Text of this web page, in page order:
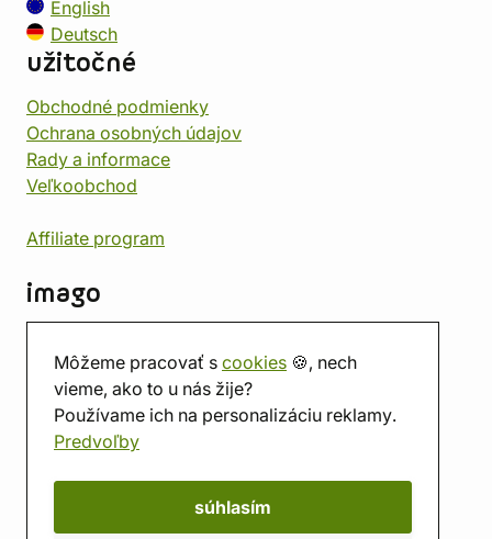
Môžeme pracovať s cookies 🍪, nech
vieme, ako to u nás žije?
Používame ich na personalizáciu reklamy.
Predvoľby
súhlasím
English
Deutsch
užitočné
Obchodné podmienky
Ochrana osobných údajov
Rady a informace
Veľkoobchod
Affiliate program
imago
Predajňa
Herňa
O nás
Hodnotenie obchodu